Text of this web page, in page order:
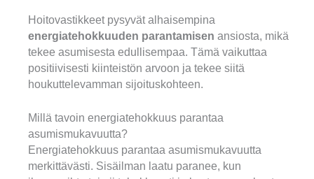
Hoitovastikkeet pysyvät alhaisempina
energiatehokkuuden parantamisen ansiosta, mikä
tekee asumisesta edullisempaa. Tämä vaikuttaa
positiivisesti kiinteistön arvoon ja tekee siitä
houkuttelevamman sijoituskohteen.
Millä tavoin energiatehokkuus parantaa
asumismukavuutta?
Energiatehokkuus parantaa asumismukavuutta
merkittävästi. Sisäilman laatu paranee, kun